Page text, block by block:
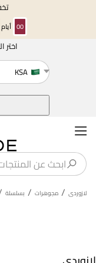
00 أيام
KSA
لازوردى / مجوهرات / بسلسلة